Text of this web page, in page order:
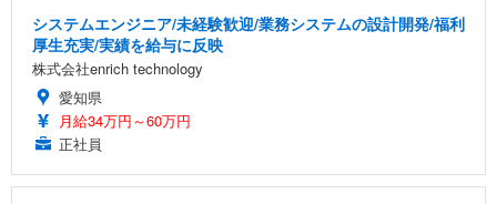
システムエンジニア/未経験歓迎/業務システムの設計開発/福利
厚生充実/実績を給与に反映
株式会社enrich technology
愛知県
月給34万円～60万円
正社員